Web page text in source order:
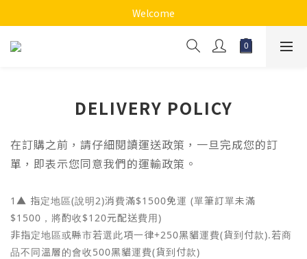
Welcome
DELIVERY POLICY
在訂購之前，請仔細閱讀運送政策，一旦完成您的訂
單，即表示您同意我們的運輸政策。
1▲ 指定地區(說明2)消費滿$1500免運 (單筆訂單未滿
$1500，將酌收$120元配送費用)
非指定地區或縣市若選此項一律+250黑貓運費(貨到付款).若商
品不同溫層的會收500黑貓運費(貨到付款)